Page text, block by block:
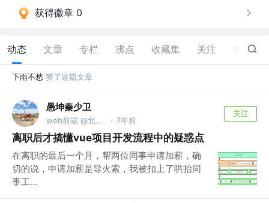
获得徽章 0
动态 文章 专栏 沸点 收藏集 关注 70
下雨不愁 赞了这篇文章
愚坤秦少卫
web前端 @北京迅单科技有限公司 · 7年前
关注
离职后才搞懂vue项目开发流程中的疑惑点
在离职的最后一个月，帮两位同事申请加薪，确
切的说，申请加薪是导火索，我被扣上了哄抬同
事工...